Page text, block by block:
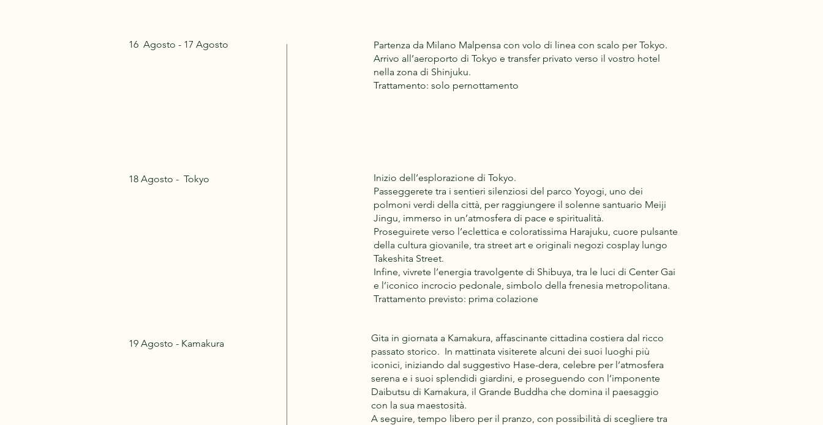
16 Agosto - 17 Agosto
18 Agosto - Tokyo
19 Agosto - Kamakura
Partenza da Milano Malpensa con volo di linea con scalo per Tokyo.
Arrivo all’aeroporto di Tokyo e transfer privato verso il vostro hotel
nella zona di Shinjuku.
Trattamento: solo pernottamento
Inizio dell’esplorazione di Tokyo.
Passeggerete tra i sentieri silenziosi del parco Yoyogi, uno dei
polmoni verdi della città, per raggiungere il solenne santuario Meiji
Jingu, immerso in un’atmosfera di pace e spiritualità.
Proseguirete verso l’eclettica e coloratissima Harajuku, cuore pulsante
della cultura giovanile, tra street art e originali negozi cosplay lungo
Takeshita Street.
Infine, vivrete l’energia travolgente di Shibuya, tra le luci di Center Gai
e l’iconico incrocio pedonale, simbolo della frenesia metropolitana.
Trattamento previsto: prima colazione
Gita in giornata a Kamakura, affascinante cittadina costiera dal ricco
passato storico. In mattinata visiterete alcuni dei suoi luoghi più
iconici, iniziando dal suggestivo Hase-dera, celebre per l’atmosfera
serena e i suoi splendidi giardini, e proseguendo con l’imponente
Daibutsu di Kamakura, il Grande Buddha che domina il paesaggio
con la sua maestosità.
A seguire, tempo libero per il pranzo, con possibilità di scegliere tra